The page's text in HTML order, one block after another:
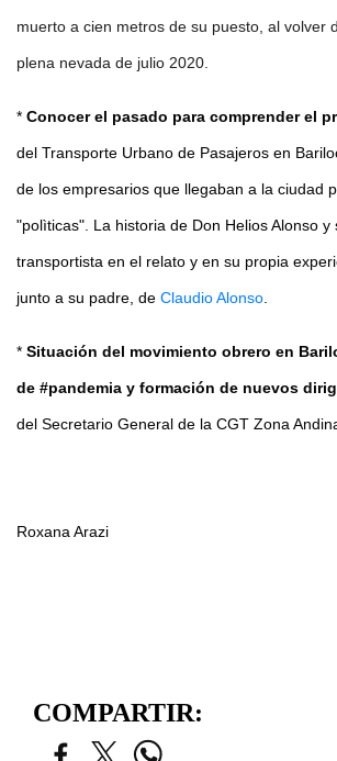
muerto a cien metros de su puesto, al volver
plena nevada de julio 2020.
* Conocer el pasado para comprender el
del Transporte Urbano de Pasajeros en
de los empresarios que llegaban a la ciudad
"polìticas". La historia de Don Helios Alonso
transportista en el relato y en su propia
junto a su padre, de Claudio Alonso
* Situación del movimiento obrero en
de #pandemia y formación de nuevos
del Secretario General de la CGT Zona
Roxana Arazi
COMPARTIR: